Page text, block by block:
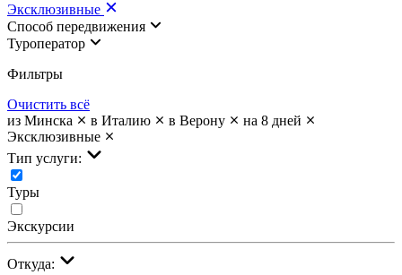
Эксклюзивные
Cпособ передвижения
Туроператор
Фильтры
Очистить всё
из Минска
в Италию в Верону
на 8 дней
Эксклюзивные
Тип услуги:
Туры
Экскурсии
Откуда: